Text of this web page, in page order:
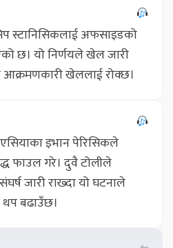
स्टानिसिकलाई अफसाइडको
छ। यो निर्णयले खेल जारी
आक्रमणकारी खेललाई रोक्छ।
इभान पेरिसिकले
फाउल गरे। दुवै टोलीले
जारी राख्दा यो घटनाले
थप बढाउँछ।